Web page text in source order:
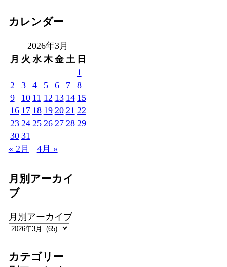
カレンダー
2026年3月
月 火 水 木 金 土 日
1
2
3 4 5 6 7
8
9
10 11 12 13 14 15
16 17 18 19 20 21 22
23 24 25 26 27 28 29
30 31
« 2月
4月 »
月別アーカイ
ブ
月別アーカイブ
カテゴリー